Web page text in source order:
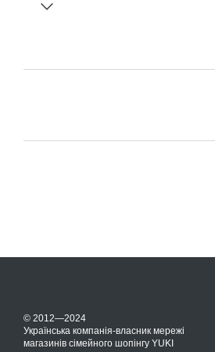
© 2012—2024
Українська компанія-власник мережі
магазинів сімейного шопінгу YUKI